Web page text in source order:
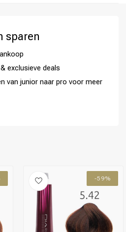
CombiDeals
sparen
exclusieve deals
van junior naar pro voor meer
-59%